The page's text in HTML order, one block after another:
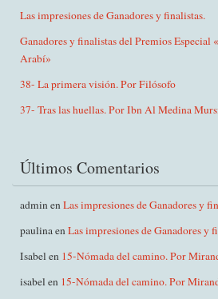
Las impresiones de Ganadores y finalistas.
Ganadores y finalistas del Premios Especial
Arabí»
38- La primera visión. Por Filósofo
37- Tras las huellas. Por Ibn Al Medina
Últimos Comentarios
adminenLas impresiones de Ganadores y
paulinaenLas impresiones de Ganadores y
Isabel en 15-Nómada del camino. Por
isabel en 15-Nómada del camino. Por